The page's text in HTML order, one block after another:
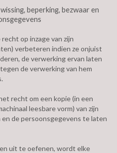
beperking, bezwaar en
op inzage van zijn
verbeteren indien ze onjuist
de verwerking ervan laten
de verwerking van hem
recht om een kopie (in een
leesbare vorm) van zijn
de persoonsgegevens te laten
uit te oefenen, wordt elke